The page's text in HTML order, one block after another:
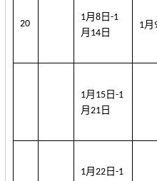
20
1月8 日-1
月 14 日
1月
1月 15 日-1
月21 日
1月22 日-1